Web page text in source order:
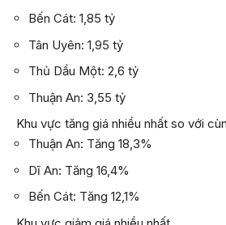
Bến Cát: 1,85 tỷ
Tân Uyên: 1,95 tỷ
Thủ Dầu Một: 2,6 tỷ
Thuận An: 3,55 tỷ
Khu vực tăng giá nhiều nhất so với
Thuận An: Tăng 18,3%
Dĩ An: Tăng 16,4%
Bến Cát: Tăng 12,1%